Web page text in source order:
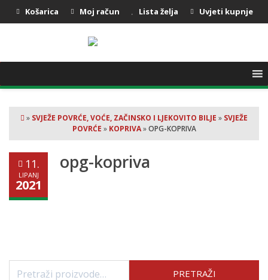
Košarica Moj račun Lista želja Uvjeti kupnje
» SVJEŽE POVRĆE, VOĆE, ZAČINSKO I LJEKOVITO BILJE » SVJEŽE
POVRĆE » KOPRIVA»OPG-KOPRIVA
opg-kopriva
11.
LIPANJ
2021
PRETRAŽI